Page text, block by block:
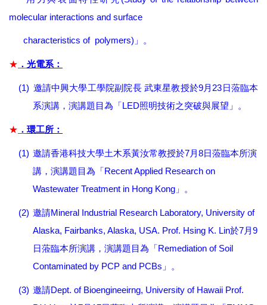
molecular interactions and surface
characteristics of polymers) 」。
★ ． 光電系：
(1) 邀請中興大學工學院副院長 武東星教授於9月 23 日蒞臨本
系演講，演講題目為「 LED照明技術之突破與展望」。
★ ． 環工所：
(1) 邀請香港科技大學土木系黃汝常教授於7月 8日蒞臨本所演
講，演講題目為「 Recent Applied Research on
Wastewater Treatment in Hong Kong 」。
(2) 邀請Mineral Industrial Research Laboratory, University of
Alaska, Fairbanks, Alaska, USA. Prof. Hsing K. Lin於7月 9
日蒞臨本所演講，演講題目為「 Remediation of Soil
Contaminated by PCP and PCBs 」。
(3) 邀請Dept. of Bioengineeirng, University of Hawaii Prof.